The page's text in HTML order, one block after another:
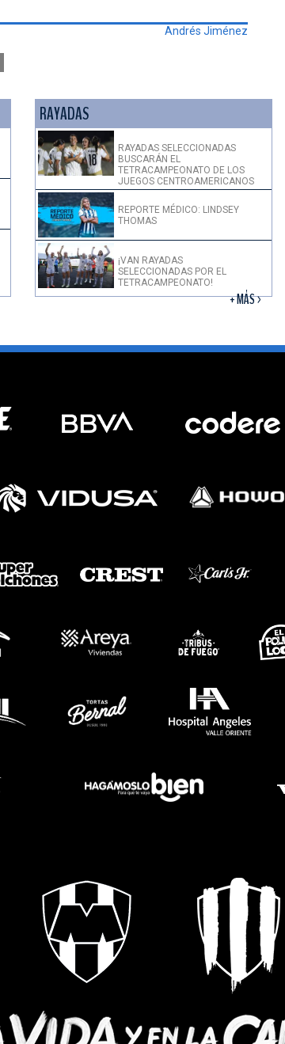
Andrés Jiménez
RAYADAS
RAYADAS SELECCIONADAS
BUSCARÁN EL
TETRACAMPEONATO DE LOS
JUEGOS CENTROAMERICANOS
REPORTE MÉDICO: LINDSEY
THOMAS
¡VAN RAYADAS
SELECCIONADAS POR EL
TETRACAMPEONATO!
+ MÁS >